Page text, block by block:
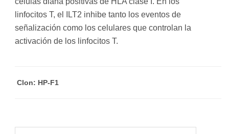
linfocitos T, el ILT2 inhibe tanto los eventos de
señalización como los celulares que controlan la
activación de los linfocitos T.
Clon: HP-F1